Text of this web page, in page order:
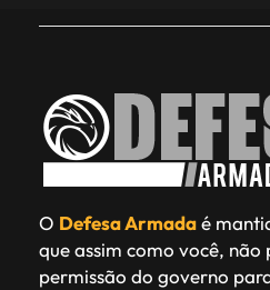
O Defesa Armadaé
que assim como você,
permissão do governo